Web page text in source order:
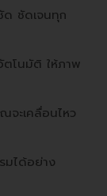
ด ชัดเจนทุก
โนมัติ ให้ภาพ
ะเคลื่อนไหว
มได้อย่าง